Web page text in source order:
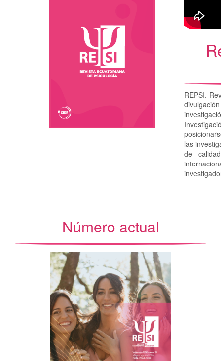
REPSI,
las
de
Número actual